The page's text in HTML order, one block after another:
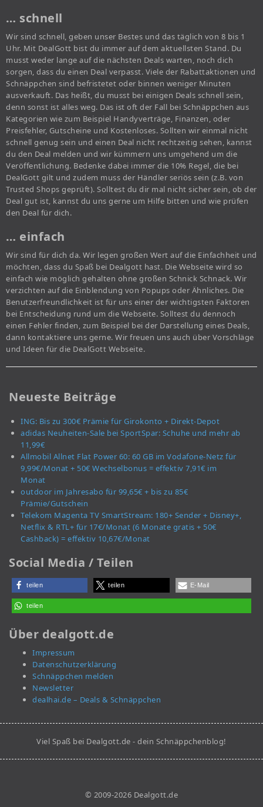
… schnell
Wir sind schnell, geben unser Bestes und das täglich von 8 bis 1
Uhr. Mit DealGott bist du immer auf dem aktuellsten Stand. Du
musst weder lange auf die nächsten Deals warten, noch dich
sorgen, dass du einen Deal verpasst. Viele der Rabattaktionen und
Schnäppchen sind befristetet oder binnen weniger Minuten
ausverkauft. Das heißt, du musst bei einigen Deals schnell sein,
denn sonst ist alles weg. Das ist oft der Fall bei Schnäppchen aus
Kategorien wie zum Beispiel Handyverträge, Finanzen, oder
Preisfehler, Gutscheine und Kostenloses. Sollten wir einmal nicht
schnell genug sein und einen Deal nicht rechtzeitig sehen, kannst
du den Deal melden und wir kümmern uns umgehend um die
Veröffentlichung. Bedenke dabei immer die 10% Regel, die bei
DealGott gilt und zudem muss der Händler seriös sein (z.B. von
Trusted Shops geprüft). Solltest du dir mal nicht sicher sein, ob der
Deal gut ist, kannst du uns gerne um Hilfe bitten und wie prüfen
den Deal für dich.
… einfach
Wir sind für dich da. Wir legen großen Wert auf die Einfachheit und
möchten, dass du Spaß bei Dealgott hast. Die Webseite wird so
einfach wie möglich gehalten ohne großen Schnick Schnack. Wir
verzichten auf die Einblendung von Popups oder Ähnliches. Die
Benutzerfreundlichkeit ist für uns einer der wichtigsten Faktoren
bei Entscheidung rund um die Webseite. Solltest du dennoch
einen Fehler finden, zum Beispiel bei der Darstellung eines Deals,
dann kontaktiere uns gerne. Wir freuen uns auch über Vorschläge
und Ideen für die DealGott Webseite.
Neueste Beiträge
ING: Bis zu 300€ Prämie für Girokonto + Direkt-Depot
adidas Neuheiten-Sale bei SportSpar: Schuhe und mehr ab
11,99€
Allmobil Allnet Flat Power 60: 60 GB im Vodafone-Netz für
9,99€/Monat + 50€ Wechselbonus = effektiv 7,91€ im
Monat
outdoor im Jahresabo für 99,65€ + bis zu 85€
Prämie/Gutschein
Telekom Magenta TV SmartStream: 180+ Sender + Disney+,
Netflix & RTL+ für 17€/Monat (6 Monate gratis + 50€
Cashback) = effektiv 10,67€/Monat
Social Media / Teilen
teilen teilen E-Mail
teilen
Über dealgott.de
Impressum
Datenschutzerklärung
Schnäppchen melden
Newsletter
dealhai.de – Deals & Schnäppchen
Viel Spaß bei Dealgott.de - dein Schnäppchenblog!
© 2009-2026 Dealgott.de